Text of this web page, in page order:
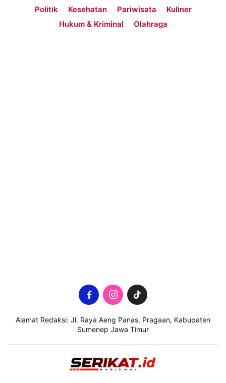
Politik
Kesehatan Pariwisata
Kuliner
Hukum & Kriminal
Olahraga
Alamat Redaksi: Jl. Raya Aeng Panas, Pragaan, Kabupaten
Sumenep Jawa Timur